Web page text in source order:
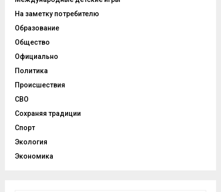
На заметку потребителю
Образование
Общество
Официально
Политика
Происшествия
СВО
Сохраняя традиции
Спорт
Экология
Экономика